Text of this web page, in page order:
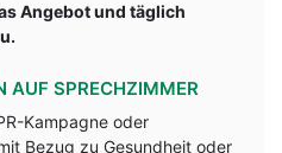
Angebot und täglich
AUF SPRECHZIMMER
Kampagne oder
Bezug zu Gesundheit oder